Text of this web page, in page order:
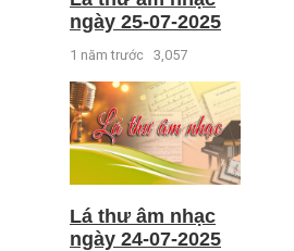
ngày 25-07-2025
1 năm trước 3,057
Lá thư âm nhạc
ngày 24-07-2025